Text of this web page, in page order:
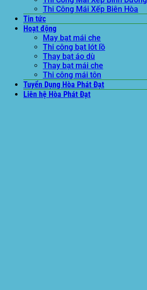
Thi Công Mái Xếp Biên Hòa
Tin tức
Hoạt động
May bạt mái che
Thi công bạt lót lồ
Thay bạt áo dù
Thay bạt mái che
Thi công mái tôn
Tuyển Dụng Hòa Phát Đạt
Liên hệ Hòa Phát Đạt